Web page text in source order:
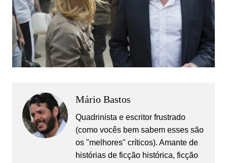
Mário Bastos
Quadrinista e escritor frustrado
(como vocês bem sabem esses são
os "melhores" críticos). Amante de
histórias de ficção histórica, ficção